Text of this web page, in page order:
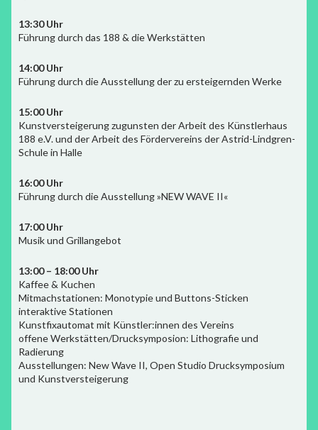
13:30 Uhr
Führung durch das 188 & die Werkstätten
14:00 Uhr
Führung durch die Ausstellung der zu ersteigernden Werke
15:00 Uhr
Kunstversteigerung zugunsten der Arbeit des Künstlerhaus
188 e.V. und der Arbeit des Fördervereins der Astrid-Lindgren-
Schule in Halle
16:00 Uhr
Führung durch die Ausstellung »NEW WAVE II«
17:00 Uhr
Musik und Grillangebot
13:00 – 18:00 Uhr
Kaffee & Kuchen
Mitmachstationen: Monotypie und Buttons-Sticken
interaktive Stationen
Kunstfixautomat mit Künstler:innen des Vereins
offene Werkstätten/Drucksymposion: Lithografie und
Radierung
Ausstellungen: New Wave II, Open Studio Drucksymposium
und Kunstversteigerung